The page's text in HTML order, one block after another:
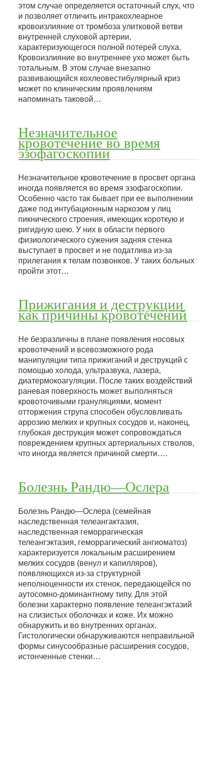
этом случае определяется остаточный слух, что
и позволяет отличить интракохлеарное
кровоизлияние от тромбоза улитковой ветви
внутренней слуховой артерии,
характеризующегося полной потерей слуха.
Кровоизлияние во внутреннее ухо может быть
тотальным. В этом случае внезапно
развивающийся кохлеовестибулярный криз
может по клиническим проявлениям
напоминать таковой…
Незначительное
кровотечение во время
эзофагоскопии
Незначительное кровотечение в просвет органа
иногда появляется во время эзофагоскопии.
Особенно часто так бывает при ее выполнении
даже под интубационным наркозом у лиц
пикнического строения, имеющих короткую и
ригидную шею. У них в области первого
физиологического сужения задняя стенка
выступает в просвет и не податлива из-за
прилегания к телам позвонков. У таких больных
пройти этот…
Прижигания и деструкции
как причины кровотечений
Не безразличны в плане появления носовых
кровотечений и всевозможного рода
манипуляции типа прижиганий и деструкций с
помощью холода, ультразвука, лазера,
диатермокоагуляции. После таких воздействий
раневая поверхность может выполняться
кровоточивыми грануляциями, момент
отторжения струпа способен обусловливать
аррозию мелких и крупных сосудов и, наконец,
глубокая деструкция может сопровождаться
повреждением крупных артериальных стволов,
что иногда является причиной смерти….
Болезнь Рандю—Ослера
Болезнь Рандю—Ослера (семейная
наследственная телеангактазия,
наследственная геморрагическая
телеангэктазия, геморрагический ангиоматоз)
характеризуется локальным расширением
мелких сосудов (венул и капилляров),
появляющихся из-за структурной
неполноценности их стенок, передающейся по
аутосомно-доминантному типу. Для этой
болезни характерно появление телеангэктазий
на слизистых оболочках и коже. Их можно
обнаружить и во внутренних органах.
Гистологически обнаруживаются неправильной
формы синусообразные расширения сосудов,
истонченные стенки…